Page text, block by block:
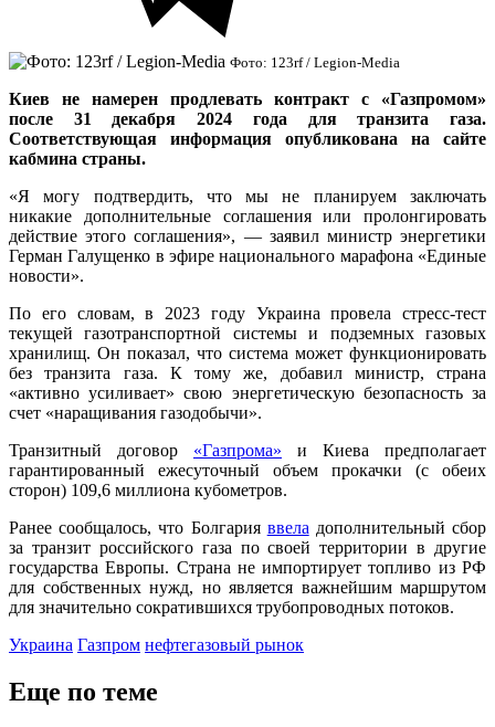
Фото: 123rf / Legion-Media
Киев не намерен продлевать контракт с «Газпромом»
после 31 декабря 2024 года для транзита газа.
Соответствующая информация опубликована на сайте
кабмина страны.
«Я могу подтвердить, что мы не планируем заключать
никакие дополнительные соглашения или пролонгировать
действие этого соглашения», — заявил министр энергетики
Герман Галущенко в эфире национального марафона «Единые
новости».
По его словам, в 2023 году Украина провела стресс-тест
текущей газотранспортной системы и подземных газовых
хранилищ. Он показал, что система может функционировать
без транзита газа. К тому же, добавил министр, страна
«активно усиливает» свою энергетическую безопасность за
счет «наращивания газодобычи».
Транзитный договор «Газпрома» и Киева предполагает
гарантированный ежесуточный объем прокачки (с обеих
сторон) 109,6 миллиона кубометров.
Ранее сообщалось, что Болгария ввела дополнительный сбор
за транзит российского газа по своей территории в другие
государства Европы. Страна не импортирует топливо из РФ
для собственных нужд, но является важнейшим маршрутом
для значительно сократившихся трубопроводных потоков.
Украина Газпром нефтегазовый рынок
Еще по теме